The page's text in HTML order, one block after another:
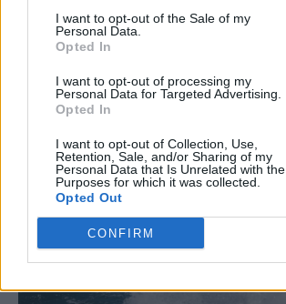
I want to opt-out of the Sale of my
Personal Data.
Opted In
I want to opt-out of processing my
Personal Data for Targeted Advertising.
Opted In
I want to opt-out of Collection, Use,
Retention, Sale, and/or Sharing of my
Personal Data that Is Unrelated with the
Purposes for which it was collected.
Opted Out
CONFIRM
Newsroom 11 Μαΐου, 2026